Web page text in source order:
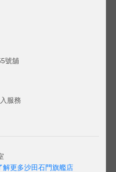
號舖
服務
解更多沙田石門旗艦店